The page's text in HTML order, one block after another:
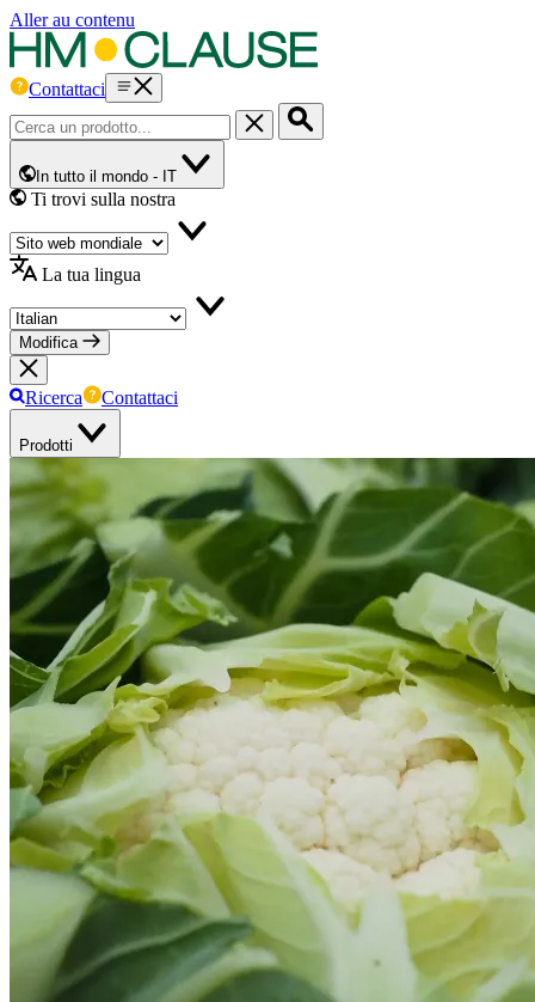
Aller au contenu
Contattaci
In tutto il mondo - IT
Ti trovi sulla nostra
La tua lingua
Modifica
Ricerca Contattaci
Prodotti